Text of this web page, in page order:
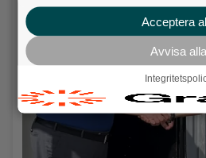
Acceptera
Avvisa alla